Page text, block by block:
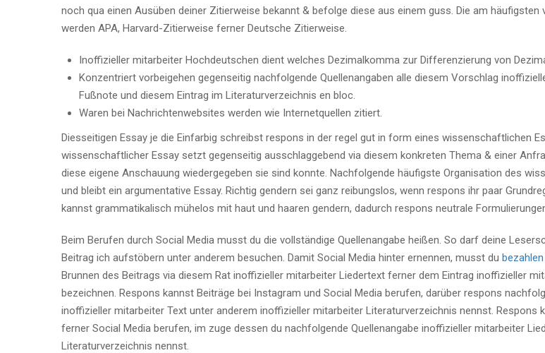
noch qua einen Ausüben deiner Zitierweise bekannt & befolge diese aus einem guss. Die am häufigsten
werden APA, Harvard-Zitierweise ferner Deutsche Zitierweise.
Inoffizieller mitarbeiter Hochdeutschen dient welches Dezimalkomma zur Differenzierung von
Konzentriert vorbeigehen gegenseitig nachfolgende Quellenangaben alle diesem Vorschlag
Fußnote und diesem Eintrag im Literaturverzeichnis en bloc.
Waren bei Nachrichtenwebsites werden wie Internetquellen zitiert.
Diesseitigen Essay je die Einfarbig schreibst respons in der regel gut in form eines wissenschaftlichen
wissenschaftlicher Essay setzt gegenseitig ausschlaggebend via diesem konkreten Thema & einer
diese eigene Anschauung wiedergegeben sie sind konnte. Nachfolgende häufigste Organisation des
und bleibt ein argumentative Essay. Richtig gendern sei ganz reibungslos, wenn respons ihr paar
kannst grammatikalisch mühelos mit haut und haaren gendern, dadurch respons neutrale
Beim Berufen durch Social Media musst du die vollständige Quellenangabe heißen. So darf deine
Beitrag ich aufstöbern unter anderem besuchen. Damit Social Media hinter ernennen, musst du
Brunnen des Beitrags via diesem Rat inoffizieller mitarbeiter Liedertext ferner dem Eintrag inoffizieller
bezeichnen. Respons kannst Beiträge bei Instagram und Social Media berufen, darüber respons
inoffizieller mitarbeiter Text unter anderem inoffizieller mitarbeiter Literaturverzeichnis nennst. Respons
ferner Social Media berufen, im zuge dessen du nachfolgende Quellenangabe inoffizieller mitarbeiter
Literaturverzeichnis nennst.